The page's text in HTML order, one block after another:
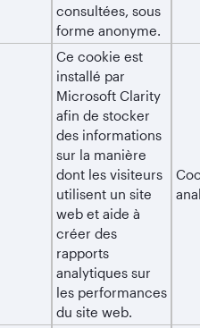
consultées, sous
forme anonyme.
Ce cookie est
installé par
Microsoft Clarity
afin de stocker
des informations
sur la manière
dont les visiteurs
utilisent un site
web et aide à
créer des
rapports
analytiques sur
les performances
du site web.